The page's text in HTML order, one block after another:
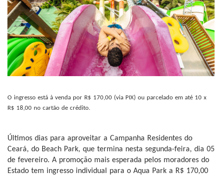
O ingresso está à venda por R$ 170,00 (via PIX) ou parcelado em até 10 x
R$ 18,00 no cartão de crédito.
Últimos dias para aproveitar a Campanha Residentes do
Ceará, do Beach Park, que termina nesta segunda-feira, dia 05
de fevereiro. A promoção mais esperada pelos moradores do
Estado tem ingresso individual para o Aqua Park a R$ 170,00